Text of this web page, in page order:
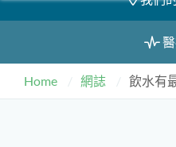
醫
Home 網誌 飲水有